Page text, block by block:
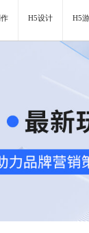
H5设计 H5